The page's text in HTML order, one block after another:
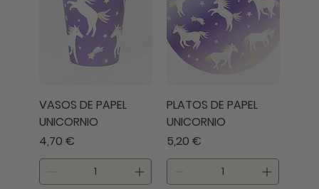
VASOS DE PAPEL
UNICORNIO
Precio
4,70 €
PLATOS DE PAPEL
UNICORNIO
Precio
5,20 €